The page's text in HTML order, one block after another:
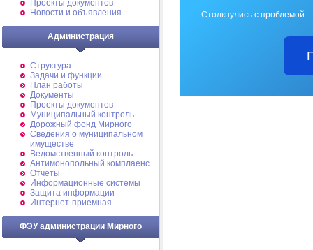
Проекты документов
Новости и объявления
Администрация
Структура
Задачи и функции
План работы
Документы
Проекты документов
Муниципальный контроль
Дорожный фонд Мирного
Cведения о муниципальном
имуществе
Ведомственный контроль
Антимонопольный комплаенс
Отчеты
Информационные системы
Защита информации
Интернет-приемная
ФЭУ администрации Мирного
Столкнулись с проблемой